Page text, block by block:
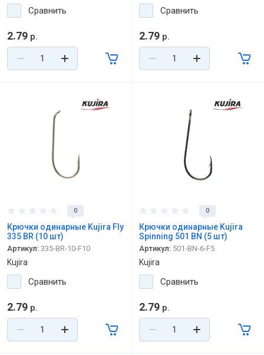
Сравнить
2.79 р.
Сравнить
2.79 р.
0
Крючки одинарные Kujira Fly
335 BR (10 шт)
Артикул: 335-BR-10-F10
Kujira
Сравнить
2.79 р.
0
Крючки одинарные Kujira
Spinning 501 BN (5 шт)
Артикул: 501-BN-6-F5
Kujira
Сравнить
2.79 р.